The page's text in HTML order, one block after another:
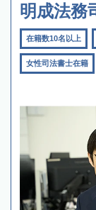
明成法務
在籍数10名以上
女性司法書士在籍